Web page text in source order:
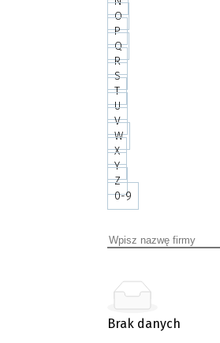
O
P
Q
R
S
T
U
V
W
X
Y
Z
0-9
Brak danych